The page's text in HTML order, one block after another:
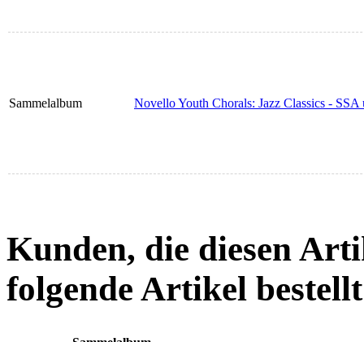
Sammelalbum Novello Youth Chorals: Jazz Classics -
Kunden, die diesen
folgende Artikel